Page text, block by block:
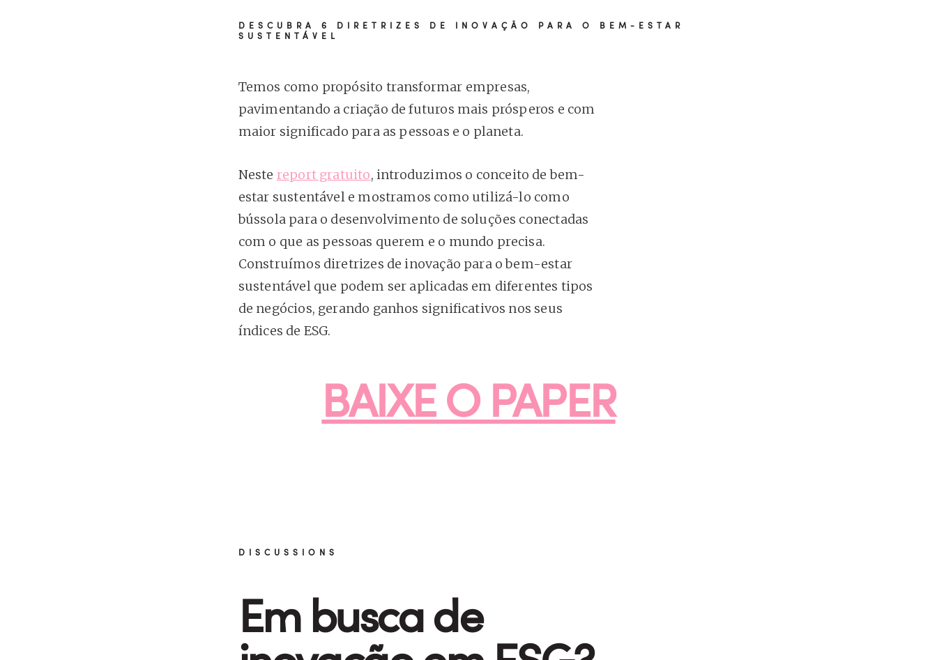
DESCUBRA 6 DIRETRIZES DE INOVAÇÃO PARA O BEM-ESTAR
SUSTENTÁVEL
Temos como propósito transformar empresas,
pavimentando a criação de futuros mais prósperos e com
maior significado para as pessoas e o planeta.
Neste report gratuito, introduzimos o conceito de bem-
estar sustentável e mostramos como utilizá-lo como
bússola para o desenvolvimento de soluções conectadas
com o que as pessoas querem e o mundo precisa.
Construímos diretrizes de inovação para o bem-estar
sustentável que podem ser aplicadas em diferentes tipos
de negócios, gerando ganhos significativos nos seus
índices de ESG.
BAIXE O PAPER
DISCUSSIONS
Em busca de